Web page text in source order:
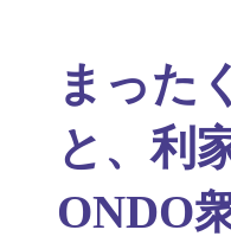
まった
と、利
ONDO